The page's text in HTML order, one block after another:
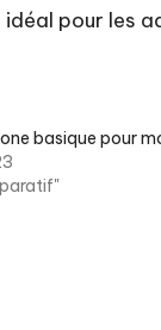
pour les
basique pour